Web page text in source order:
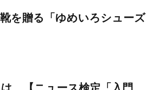
を贈る「ゆめいろシューズ